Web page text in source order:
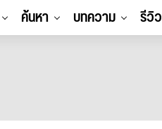
ค้นหา บทความ รีวิ